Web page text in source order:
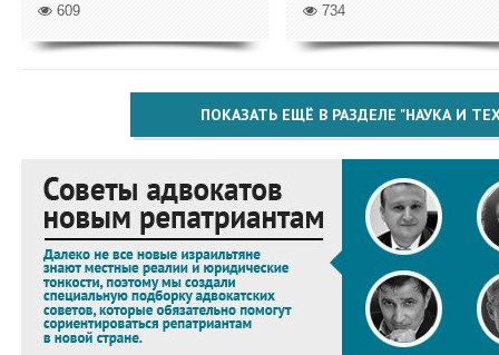
609 734
ПОКАЗАТЬ ЕЩЁ В РАЗДЕЛЕ "НАУКА И